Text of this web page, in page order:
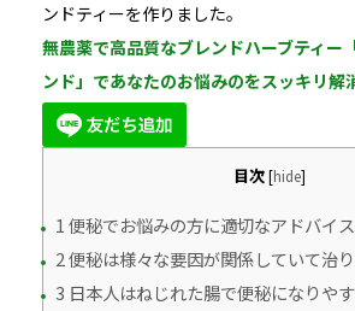
ンドティーを作りました。
無農薬で高品質なブレンドハーブティー
ンド」であなたのお悩みのをスッキリ解
目次[hide]
1 便秘でお悩みの方に適切なアドバイス
2 便秘は様々な要因が関係していて治
3 日本人はねじれた腸で便秘になりや